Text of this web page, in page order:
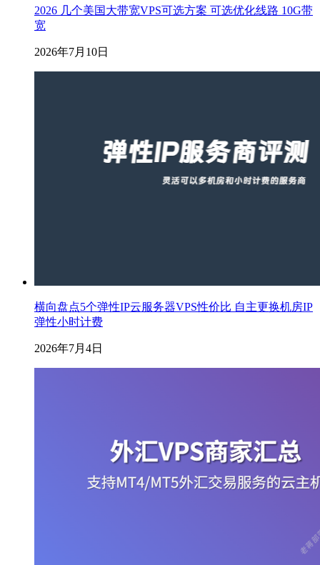
2026 几个美国大带宽VPS可选方案 可选优化线路 10G带
宽
2026年7月10日
横向盘点5个弹性IP云服务器VPS性价比 自主更换机房IP
弹性小时计费
2026年7月4日